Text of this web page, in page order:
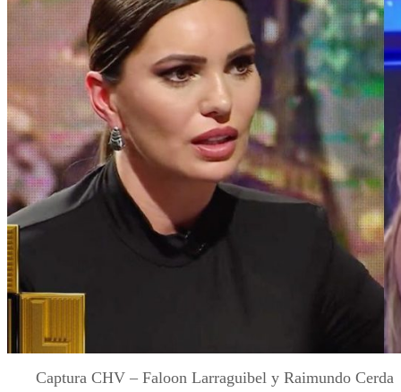
Captura CHV – Faloon Larraguibel y Raimundo Cerda